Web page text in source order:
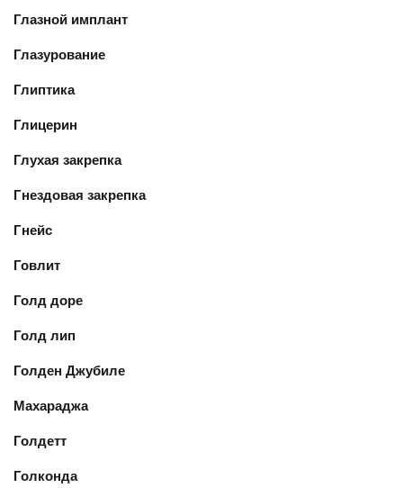
Глазной имплант
Глазурование
Глиптика
Глицерин
Глухая закрепка
Гнездовая закрепка
Гнейс
Говлит
Голд доре
Голд лип
Голден Джубиле
Махараджа
Голдетт
Голконда